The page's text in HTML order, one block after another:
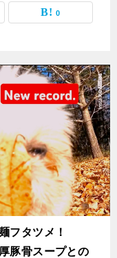
0
フタツメ！
豚骨スープとの